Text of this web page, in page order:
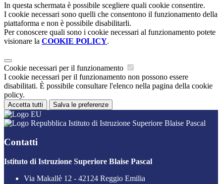
In questa schermata è possibile scegliere quali cookie consentire.
I cookie necessari sono quelli che consentono il funzionamento della
piattaforma e non è possibile disabilitarli.
Per conoscere quali sono i cookie necessari al funzionamento potete
visionare la COOKIE POLICY.
Cookie necessari per il funzionamento
I cookie necessari per il funzionamento non possono essere
disabilitati. È possibile consultare l'elenco nella pagina della cookie
policy.
Accetta tutti Salva le preferenze
Istituto di Istruzione Superiore Blaise Pascal
Contatti
Istituto di Istruzione Superiore Blaise Pascal
Via Makallè 12 - 42124 Reggio Emilia